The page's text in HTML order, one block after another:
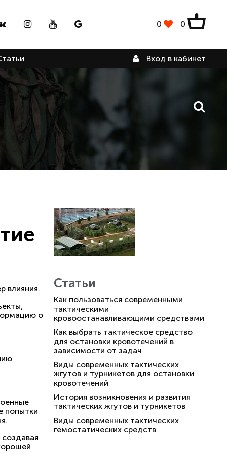
0 0
Вход в кабинет
влияния.
о
попытки
Статьи
Как пользоваться современными
тактическими
кровоостанавливающими средствами
Как выбрать тактическое средство
для остановки кровотечений в
зависимости от задач
Виды современных тактических
жгутов и турникетов для остановки
кровотечений
История возникновения и развития
тактических жгутов и турникетов
Виды современных тактических
гемостатических средств